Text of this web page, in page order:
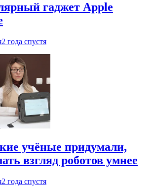
гаджет Apple
2 года спустя
учёные придумали,
взгляд роботов умнее
2 года спустя